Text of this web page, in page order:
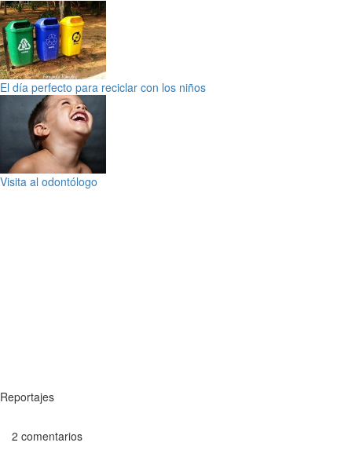
El día perfecto para reciclar con los niños
Visita al odontólogo
Reportajes
2 comentarios